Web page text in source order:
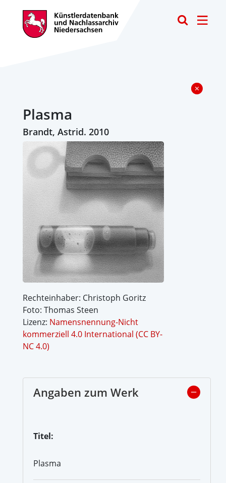
Plasma
Brandt, Astrid. 2010
Rechteinhaber: Christoph Goritz
Foto: Thomas Steen
Lizenz: Namensnennung-Nicht
kommerziell 4.0 International (CC BY-
NC 4.0)
Angaben zum Werk
Titel:
Plasma